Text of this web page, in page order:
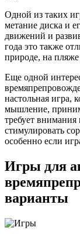
Одной из таких
метание диска и
движений и
года это также
природе, на
Еще одной
настольная игра,
мышление,
требует
стимулировать
особенно если
Игры для
варианты